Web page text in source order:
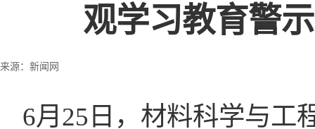
观学习教育警
来源：新闻网
6月25日， 材料科学与工